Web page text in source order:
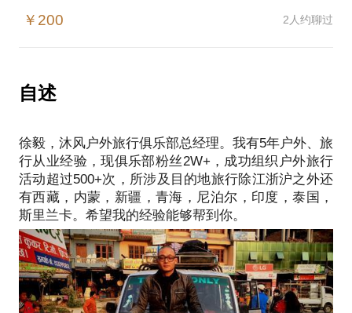
义为一个套餐，常规化、模式化、虽不枯燥却也禁
旅行不应该只是旅行社，而应该更户外，随心而动，
我可以在布达拉宫晒上一下午的太阳，去阿拉善找到
我告诉你怎么玩儿，把你的玩法灌注一个灵魂。
现在我能给你解决的目的地旅行（江浙沪周边，西
藏，内蒙，青海，东北，阿拉善等国外：东南亚，尼
泊尔，越南）我在沐风户外旅行俱乐部担任总经理，
曾三进三出西藏阿里南北中线，阿拉善，腾格里，额
济纳，内蒙古，新疆等各地已去不下10次。相信在旅
行、户外方面，能为你提供帮助。
愿意与你交流的内容包括：
户外专业知识；
￥200 2人约聊过
自述
徐毅，沐风户外旅行俱乐部总经理。我有5年户外、旅
行从业经验，现俱乐部粉丝2W+，成功组织户外旅行
活动超过500+次，所涉及目的地旅行除江浙沪之外还
有西藏，内蒙，新疆，青海，尼泊尔，印度，泰国，